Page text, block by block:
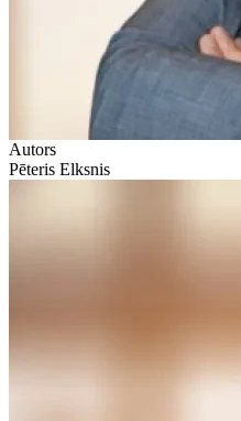
Autors
Pēteris Elksnis